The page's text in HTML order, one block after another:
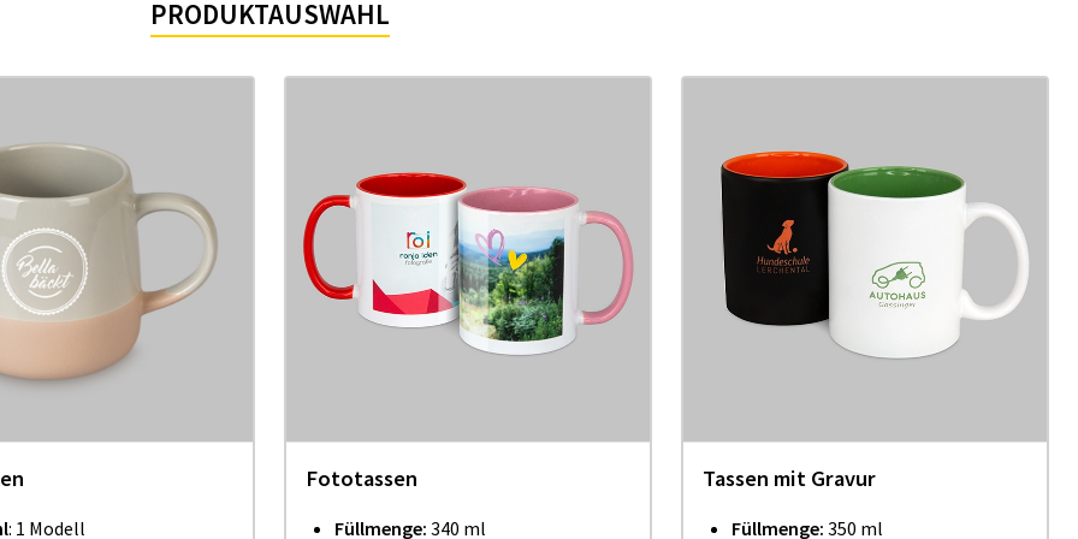
PRODUKTAUSWAHL
: 1 Modell
Fototassen
Füllmenge: 340 ml
Tassen mit Gravur
Füllmenge: 350 ml